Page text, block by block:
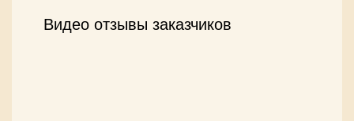
Видео отзывы заказчиков